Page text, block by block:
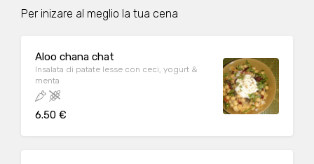
Per inizare al meglio la tua cena
Aloo chana chat
Insalata di patate lesse con ceci, yogurt &
menta
6.50 €